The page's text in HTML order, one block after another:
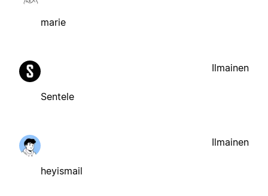
marie
Sentele
Ilmainen
heyismail
Ilmainen